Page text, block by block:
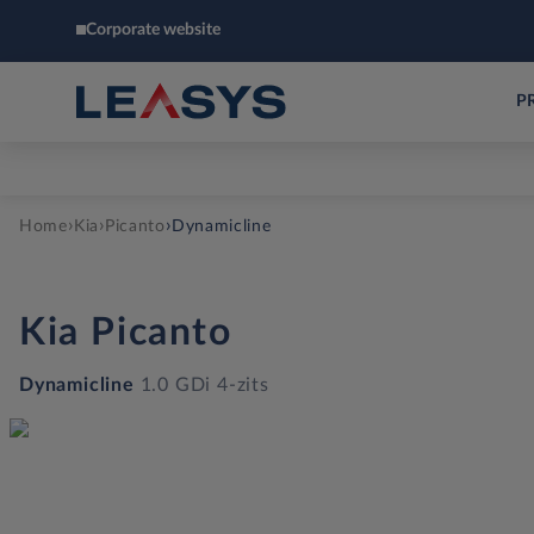
Corporate website
Home› Kia › Picanto › Dynamicline
Kia Picanto
Dynamicline 1.0 GDi 4-zits